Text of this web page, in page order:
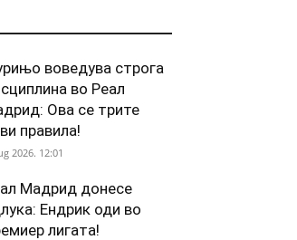
воведува строга
во Реал
Ова се трите
правила!
2026. 12:01
Мадрид донесе
Ендрик оди во
лигата!